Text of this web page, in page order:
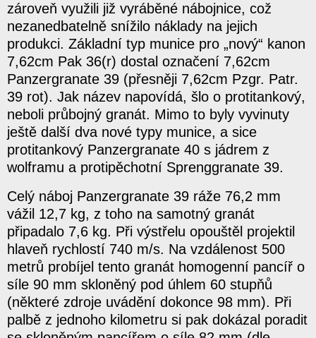
zároveň využili již vyráběné nábojnice, což
nezanedbatelně snížilo náklady na jejich
produkci. Základní typ munice pro „nový“ kanon
7,62cm Pak 36(r) dostal označení 7,62cm
Panzergranate 39 (přesněji 7,62cm Pzgr. Patr.
39 rot). Jak název napovídá, šlo o protitankový,
neboli průbojný granát. Mimo to byly vyvinuty
ještě další dva nové typy munice, a sice
protitankový Panzergranate 40 s jádrem z
wolframu a protipěchotní Sprenggranate 39.
Celý náboj Panzergranate 39 ráže 76,2 mm
vážil 12,7 kg, z toho na samotný granát
připadalo 7,6 kg. Při výstřelu opouštěl projektil
hlaveň rychlostí 740 m/s. Na vzdálenost 500
metrů probíjel tento granát homogenní pancíř o
síle 90 mm skloněný pod úhlem 60 stupňů
(některé zdroje uvádění dokonce 98 mm). Při
palbě z jednoho kilometru si pak dokázal poradit